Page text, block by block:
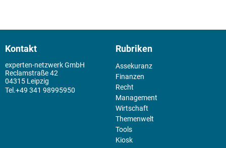
Kontakt
experten-netzwerk GmbH
Reclamstraße 42
04315 Leipzig
+49 341 98995950
Rubriken
Assekuranz
Finanzen
Recht
Management
Wirtschaft
Themenwelt
Tools
Kiosk